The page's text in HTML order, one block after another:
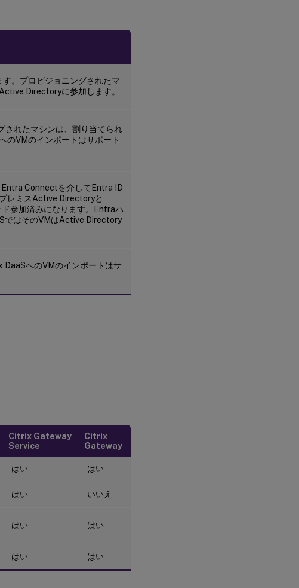
。プロビジョニングされたマ
Directoryに参加します。
されたマシンは、割り当てられ
のVMのインポートはサポート
Connectを介してEntra ID
レミスActive Directoryと
参加済みになります。Entraハ
ではそのVMはActive Directory
へのVMのインポートはサ
Citrix Gateway
Service
Citrix
Gateway
はい はい
はい いいえ
はい はい
はい はい